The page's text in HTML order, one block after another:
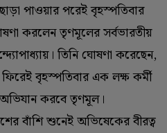
পাওয়ার পরেই বৃহস্পতিবার
করলেন তৃণমূলের সর্বভারতীয়
তিনি ঘোষণা করেছেন,
বৃহস্পতিবার এক লক্ষ কর্মী
করবে তৃণমূল।
বাঁশি শুনেই অভিষেকের বীরত্ব